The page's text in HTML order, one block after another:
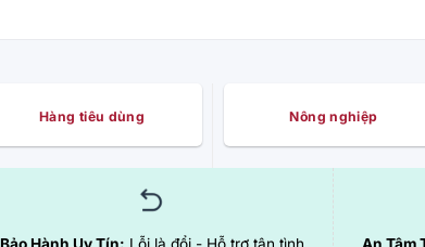
Hàng tiêu dùng Nông nghiệp